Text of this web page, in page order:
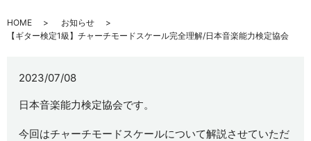
HOME
お知らせ
【ギター検定1級】チャーチモードスケール完全理解/日本音楽能力検定協会
2023/07/08
日本音楽能力検定協会です。
今回はチャーチモードスケールについて解説させていただ